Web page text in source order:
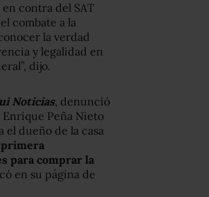
contra del SAT
combate a la
la verdad
y legalidad en
dijo.
Noticias, denunció
Peña Nieto
el dueño de la casa
primera
para comprar la
en su página de